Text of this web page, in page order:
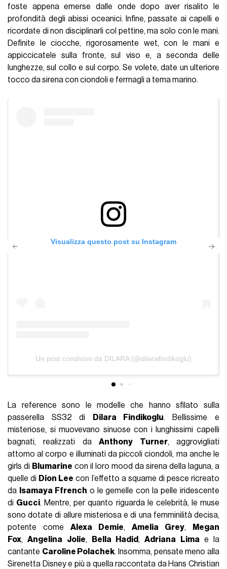
foste appena emerse dalle onde dopo aver risalito le
profondità degli abissi oceanici. Infine, passate ai capelli e
ricordate di non disciplinarli col pettine, ma solo con le mani.
Definite le ciocche, rigorosamente wet, con le mani e
appiccicatele sulla fronte, sul viso e, a seconda delle
lunghezze, sul collo e sul corpo. Se volete, date un ulteriore
tocco da sirena con ciondoli e fermagli a tema marino.
Visualizza questo post su Instagram
Un post condiviso da DILARA (@dilarafindikoglu)
La reference sono le modelle che hanno sfilato sulla
passerella SS32 di
Dilara Findikoglu. Bellissime e
misteriose, si muovevano sinuose con i lunghissimi capelli
bagnati, realizzati daAnthony Turner, aggrovigliati
attorno al corpo e illuminati da piccoli ciondoli, ma anche le
girls di Blumarine con il loro mood da sirena della laguna, a
quelle di Dion Lee con l’effetto a squame di pesce ricreato
da
Isamaya Ffrench o le gemelle con la pelle iridescente
di Gucci. Mentre, per quanto riguarda le celebrità, le muse
sono dotate di allure misteriosa e di una femminilità decisa,
potente comeAlexa Demie,Amelia Grey,
Megan
Fox,Angelina Jolie, Bella Hadid,Adriana Limae la
cantante Caroline Polachek. Insomma, pensate meno alla
Sirenetta Disney e più a quella raccontata da Hans Christian